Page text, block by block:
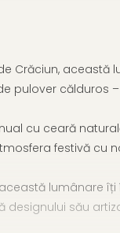
Crăciun, această
pulover călduros
cu ceară
festivă cu
lumânare
său